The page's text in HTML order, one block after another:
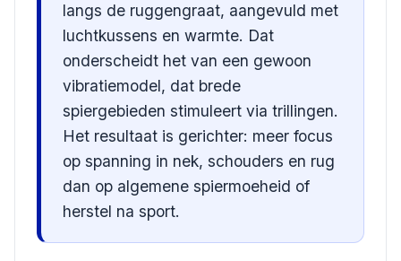
langs de ruggengraat, aangevuld met
luchtkussens en warmte. Dat
onderscheidt het van een gewoon
vibratiemodel, dat brede
spiergebieden stimuleert via trillingen.
Het resultaat is gerichter: meer focus
op spanning in nek, schouders en rug
dan op algemene spiermoeheid of
herstel na sport.